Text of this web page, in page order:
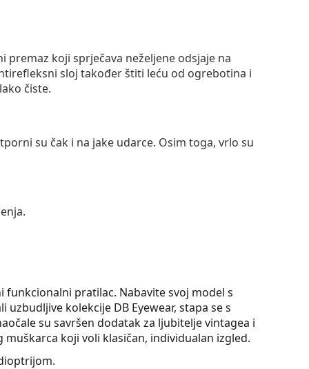
premaz koji sprječava neželjene odsjaje na
sloj također štiti leću od ogrebotina i
čiste.
su čak i na jake udarce. Osim toga, vrlo su
funkcionalni pratilac. Nabavite svoj model s
kolekcije DB Eyewear, stapa se s
su savršen dodatak za ljubitelje vintagea i
koji voli klasičan, individualan izgled.